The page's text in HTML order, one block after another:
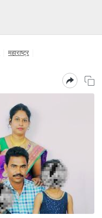
महाराष्ट्र